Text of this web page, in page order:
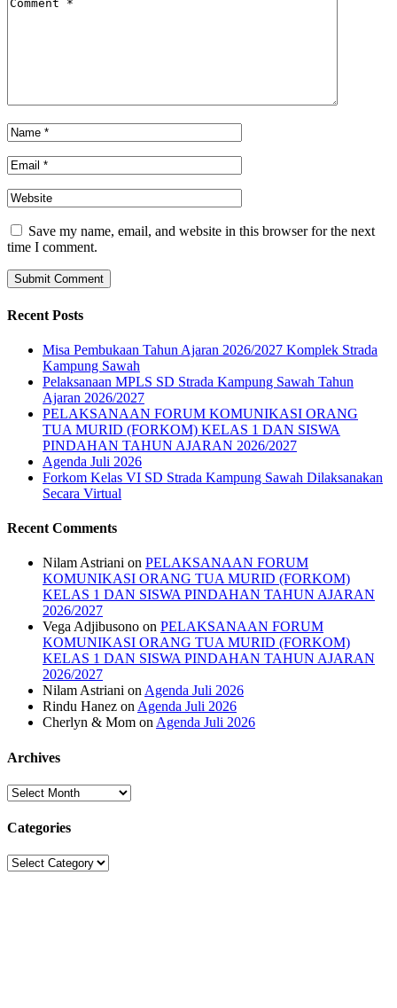
Save my name, email, and website in this browser for the next
time I comment.
Recent Posts
Misa Pembukaan Tahun Ajaran 2026/2027 Komplek Strada
Kampung Sawah
Pelaksanaan MPLS SD Strada Kampung Sawah Tahun
Ajaran 2026/2027
PELAKSANAAN FORUM KOMUNIKASI ORANG
TUA MURID (FORKOM) KELAS 1 DAN SISWA
PINDAHAN TAHUN AJARAN 2026/2027
Agenda Juli 2026
Forkom Kelas VI SD Strada Kampung Sawah Dilaksanakan
Secara Virtual
Recent Comments
Nilam Astriani on PELAKSANAAN FORUM
KOMUNIKASI ORANG TUA MURID (FORKOM)
KELAS 1 DAN SISWA PINDAHAN TAHUN AJARAN
2026/2027
Vega Adjibusono on PELAKSANAAN FORUM
KOMUNIKASI ORANG TUA MURID (FORKOM)
KELAS 1 DAN SISWA PINDAHAN TAHUN AJARAN
2026/2027
Nilam Astriani on Agenda Juli 2026
Rindu Hanez on Agenda Juli 2026
Cherlyn & Mom on Agenda Juli 2026
Archives
Archives
Categories
Categories